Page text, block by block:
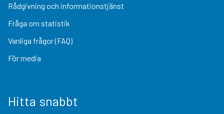
Rådgivning och informationstjänst
Fråga om statistik
Vanliga frågor (FAQ)
För media
Hitta snabbt